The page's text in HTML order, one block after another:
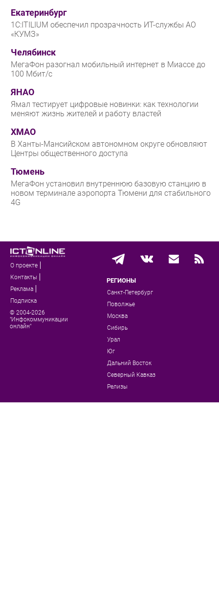
Екатеринбург
1С:ITILIUM обеспечил прозрачность ИТ-службы АО
«КУМЗ»
Челябинск
МегаФон разогнал мобильный интернет в Миассе до
100 Мбит/с
ЯНАО
Ямал тестирует цифровые новинки: как технологии
меняют жизнь жителей и работу властей
ХМАО
В Ханты-Мансийском автономном округе обновляют
Центры общественного доступа
Тюмень
МегаФон установил внутреннюю базовую станцию в
новом терминале аэропорта Тюмени для стабильного
4G
О проекте
Контакты
Реклама
Подписка
© 2004-2026
"Инфокоммуникации
онлайн"
РЕГИОНЫ
Санкт-Петербург
Поволжье
Москва
Сибирь
Урал
Юг
Дальний Восток
Северный Кавказ
Релизы